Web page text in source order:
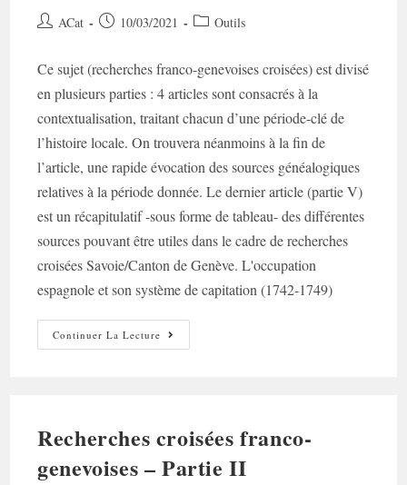
Auteur/autrice
publication :
ACat
Post 10/03/2021
PostOutils
Ce sujet (recherches franco-genevoises croisées) est divisé
en plusieurs parties : 4 articles sont consacrés à la
contextualisation, traitant chacun d’une période-clé de
l’histoire locale. On trouvera néanmoins à la fin de
l’article, une rapide évocation des sources généalogiques
relatives à la période donnée. Le dernier article (partie V)
est un récapitulatif -sous forme de tableau- des différentes
sources pouvant être utiles dans le cadre de recherches
croisées Savoie/Canton de Genève. L'occupation
espagnole et son système de capitation (1742-1749)
Continuer La Lecture Recherches
Croisées
Recherches croisées franco-
genevoises – Partie II